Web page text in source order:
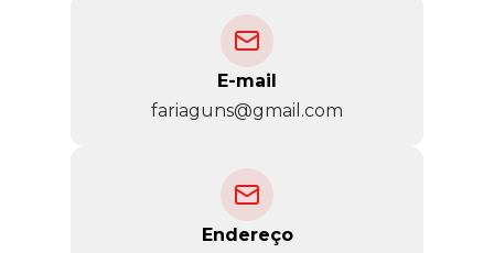
E-mail
fariaguns@gmail.com
Endereço